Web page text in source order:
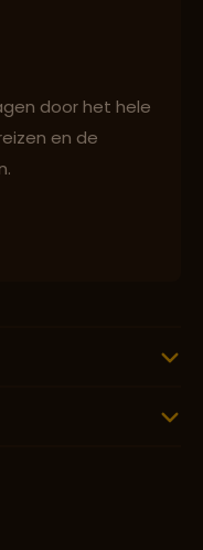
door het hele
en de